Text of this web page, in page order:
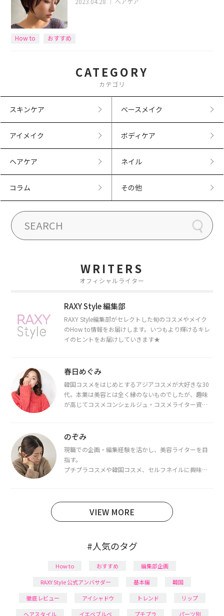
How to おすすめ
CATEGORY
カテゴリ
スキンケア ベースメイク
アイメイク ボディケア
ヘアケア ネイル
コラム その他
WRITERS
オフィシャルライター
RAXY Style 編集部
RAXY Style編集部がセレクトした旬のコスメやメイク
のHow to情報をお届けします。いつもより輝けるキレ
イのヒントをお届けしていきます★
春日めぐみ
韓国コスメをはじめとするアジアコスメが大好きな30
代。本業は美容とは全く縁のないものでしたが、趣味
が高じてコスメコンシェルジュ・コスメライター資格
断・骨格診断によるイメージコンサルティングも行っ
のぞみ
現職での企画・編集経験を活かし、美容ライターを目
指す。
プチプラコスメや韓国コスメ、セルフネイルに興味が
VIEW MORE
#人気のタグ
How to おすすめ
編集部企画
RAXY Style 公式アンバサダー
基本編
韓国
徹底レビュー
アイシャドウ トレンド
リップ
ヘアスタイル
イエベブルベ プチプラ
パーツ別